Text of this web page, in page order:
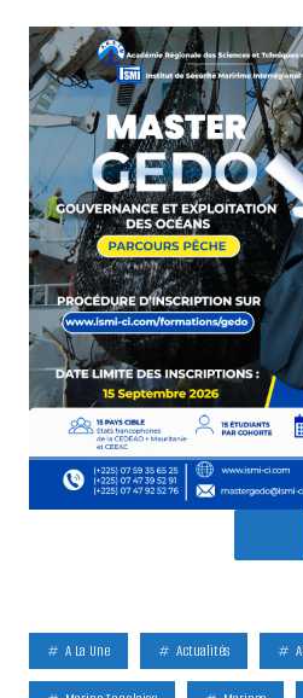
A La Une Actualités